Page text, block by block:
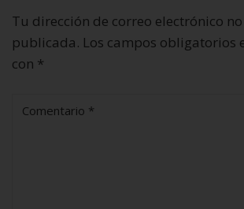
Tu dirección de correo electrónico no
publicada. Los campos obligatorios
con *